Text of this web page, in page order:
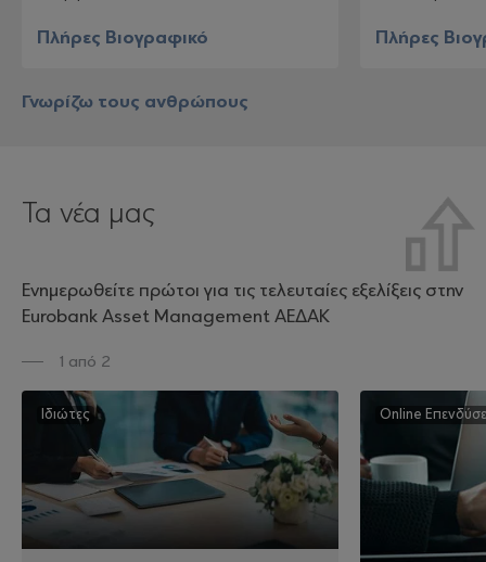
Γνωρίζω τους ανθρώπους
Πλήρες Βιογραφικό Πλήρες
Τα νέα μας
Ενημερωθείτε πρώτοι για τις τελευταίες εξελίξεις στην
Eurobank Asset Management ΑΕΔΑΚ
Ιδιώτες Online
1 από 2